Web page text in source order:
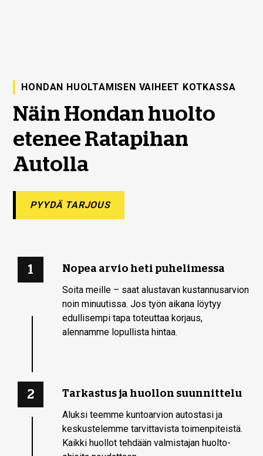
HONDAN HUOLTAMISEN VAIHEET KOTKASSA
Näin Hondan huolto
etenee Ratapihan
Autolla
PYYDÄ TARJOUS
1 Nopea arvio heti puhelimessa
Soita meille – saat alustavan kustannusarvion
noin minuutissa. Jos työn aikana löytyy
edullisempi tapa toteuttaa korjaus,
alennamme lopullista hintaa.
2 Tarkastus ja huollon suunnittelu
Aluksi teemme kuntoarvion autostasi ja
keskustelemme tarvittavista toimenpiteistä.
Kaikki huollot tehdään valmistajan huolto-